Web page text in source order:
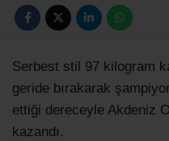
Serbest stil 97 kilogram
geride bırakarak
ettiği dereceyle Akdeniz
kazandı.